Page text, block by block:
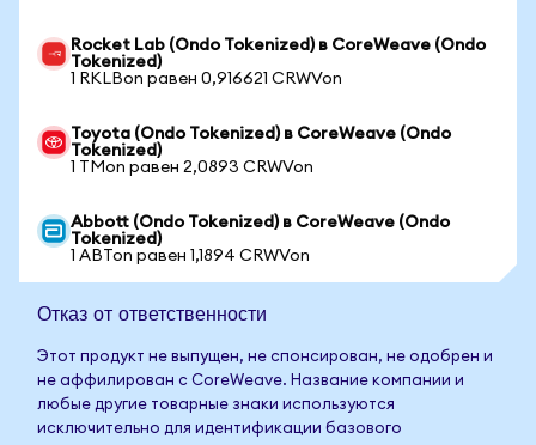
Rocket Lab (Ondo Tokenized) в CoreWeave (Ondo
Tokenized)
1 RKLBon равен 0,916621 CRWVon
Toyota (Ondo Tokenized) в CoreWeave (Ondo
Tokenized)
1 TMon равен 2,0893 CRWVon
Abbott (Ondo Tokenized) в CoreWeave (Ondo
Tokenized)
1 ABTon равен 1,1894 CRWVon
Отказ от ответственности
Этот продукт не выпущен, не спонсирован, не одобрен и
не аффилирован с CoreWeave. Название компании и
любые другие товарные знаки используются
исключительно для идентификации базового